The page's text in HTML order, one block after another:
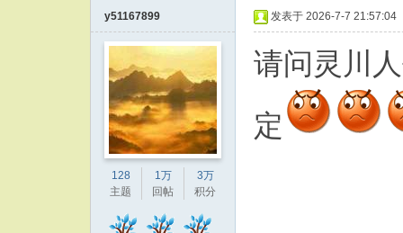
y51167899
128
主题
1万
回帖
3万
积分
发表于 2026-7-7 21:57:04
请问灵川
定